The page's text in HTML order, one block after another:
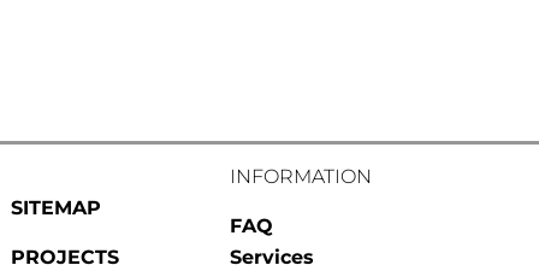
SITEMAP
PROJECTS
INFORMATION
FAQ
Services